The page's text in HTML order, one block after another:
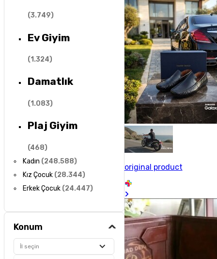
(3.749)
Ev Giyim
(1.324)
Damatlık
(1.083)
Plaj Giyim
(468)
Kadın (248.588)
Kız Çocuk (28.344)
Erkek Çocuk (24.447)
Konum
İl seçin
original product